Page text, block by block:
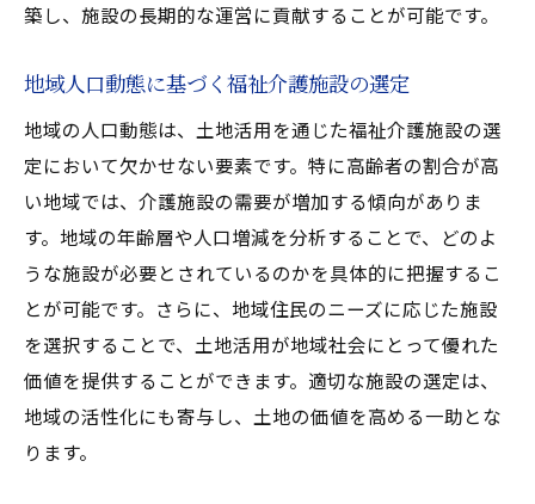
築し、施設の長期的な運営に貢献することが可能です。
地域人口動態に基づく福祉介護施設の選定
地域の人口動態は、土地活用を通じた福祉介護施設の選
定において欠かせない要素です。特に高齢者の割合が高
い地域では、介護施設の需要が増加する傾向がありま
す。地域の年齢層や人口増減を分析することで、どのよ
うな施設が必要とされているのかを具体的に把握するこ
とが可能です。さらに、地域住民のニーズに応じた施設
を選択することで、土地活用が地域社会にとって優れた
価値を提供することができます。適切な施設の選定は、
地域の活性化にも寄与し、土地の価値を高める一助とな
ります。